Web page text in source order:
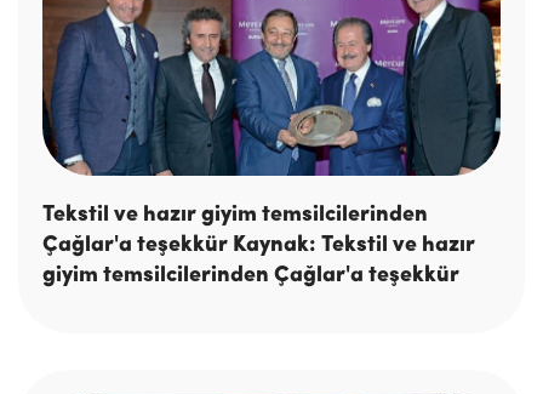
Tekstil ve hazır giyim temsilcilerinden
Çağlar'a teşekkür Kaynak: Tekstil ve hazır
giyim temsilcilerinden Çağlar'a teşekkür